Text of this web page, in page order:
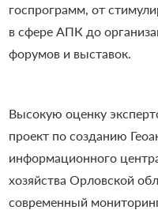
госпрограмм, от
в сфере АПК до
форумов и выставок.
Высокую оценку
проект по созданию
информационного
хозяйства Орловской
современный